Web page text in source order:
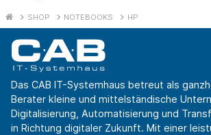
SHOP NOTEBOOKS HP
Das CAB IT-Systemhaus betreut als
Berater kleine und mittelständische
Digitalisierung, Automatisierung und
in Richtung digitaler Zukunft. Mit einer